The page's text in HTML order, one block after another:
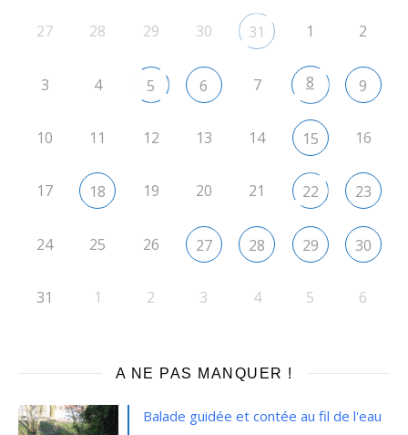
27 28 29 30 31 1 2
3 4 5 6 7 8 9
10 11 12 13 14 15 16
17 18 19 20 21 22 23
24 25 26 27 28 29 30
31 1 2 3 4 5 6
A NE PAS MANQUER !
Balade guidée et contée au fil de l'eau